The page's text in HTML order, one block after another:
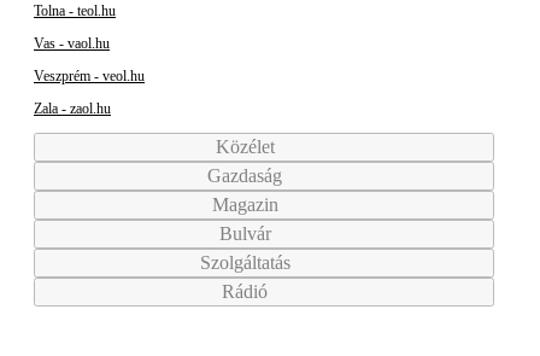
Tolna - teol.hu
Vas - vaol.hu
Veszprém - veol.hu
Zala - zaol.hu
Közélet
Gazdaság
Magazin
Bulvár
Szolgáltatás
Rádió